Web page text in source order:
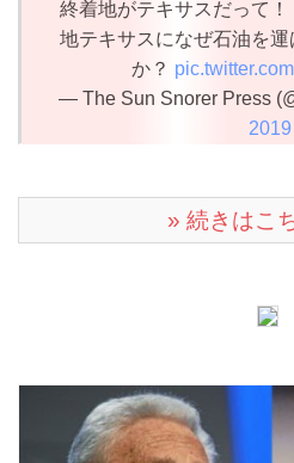
終着地がテキサスだって
地テキサスになぜ石油を
か？
— The Sun Snorer Press
2019
» 続きはこ